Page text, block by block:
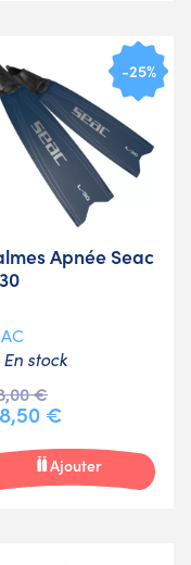
-25%
Apnée Seac
En stock
€
€
Ajouter